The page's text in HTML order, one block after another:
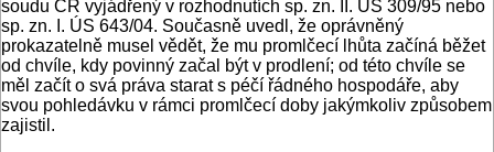
soudu ČR vyjádřený v rozhodnutích sp. zn. II. ÚS 309/95 nebo
sp. zn. I. ÚS 643/04. Současně uvedl, že oprávněný
prokazatelně musel vědět, že mu promlčecí lhůta začíná běžet
od chvíle, kdy povinný začal být v prodlení; od této chvíle se
měl začít o svá práva starat s péčí řádného hospodáře, aby
svou pohledávku v rámci promlčecí doby jakýmkoliv způsobem
zajistil.